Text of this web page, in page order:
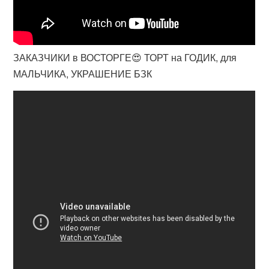
ЗАКАЗЧИКИ в ВОСТОРГЕ😍 ТОРТ на ГОДИК, для
МАЛЬЧИКА, УКРАШЕНИЕ БЗК